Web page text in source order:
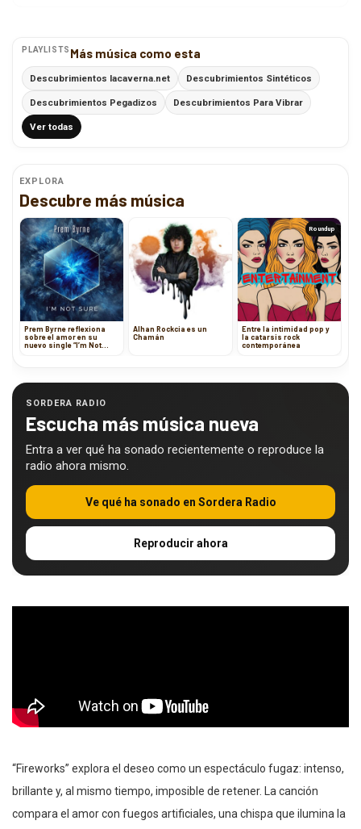
PLAYLISTS Más música como esta
Descubrimientos lacaverna.net Descubrimientos Sintéticos
Descubrimientos Pegadizos Descubrimientos Para Vibrar
Ver todas
EXPLORA
Descubre más música
Prem Byrne reflexiona
sobre el amor en su
nuevo single “I’m Not
Alhan Rockcia es un
Chamán
Roundup
Entre la intimidad pop y
la catarsis rock
contemporánea
SORDERA RADIO
Escucha más música nueva
Entra a ver qué ha sonado recientemente o reproduce la
radio ahora mismo.
Ve qué ha sonado en Sordera Radio
Reproducir ahora
“Fireworks” explora el deseo como un espectáculo fugaz: intenso,
brillante y, al mismo tiempo, imposible de retener. La canción
compara el amor con fuegos artificiales, una chispa que ilumina la